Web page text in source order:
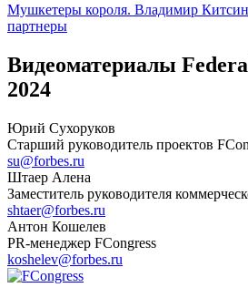
Мушкетеры короля. Владимир
партнеры
Видеоматериалы
2024
Юрий Сухоруков
Старший руководитель проектов
su@forbes.ru
Штаер Алена
Заместитель руководителя
shtaer@forbes.ru
Антон Кошелев
PR-менеджер FCongress
koshelev@forbes.ru